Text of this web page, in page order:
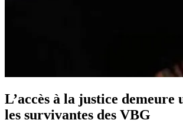
L’accès à la justice demeure
les survivantes des VBG